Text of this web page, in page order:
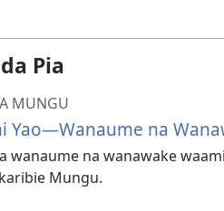
Pia
MUNGU
Yao​—Wanaume na
wanaume na wanawake
Mungu.